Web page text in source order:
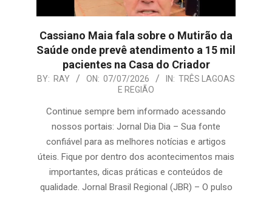
Cassiano Maia fala sobre o Mutirão da
Saúde onde prevê atendimento a 15 mil
pacientes na Casa do Criador
2026-
BY: RAY ON: 07/07/2026 IN: TRÊS LAGOAS
E REGIÃO
Continue sempre bem informado acessando
nossos portais: Jornal Dia Dia – Sua fonte
confiável para as melhores notícias e artigos
úteis. Fique por dentro dos acontecimentos mais
importantes, dicas práticas e conteúdos de
qualidade. Jornal Brasil Regional (JBR) – O pulso